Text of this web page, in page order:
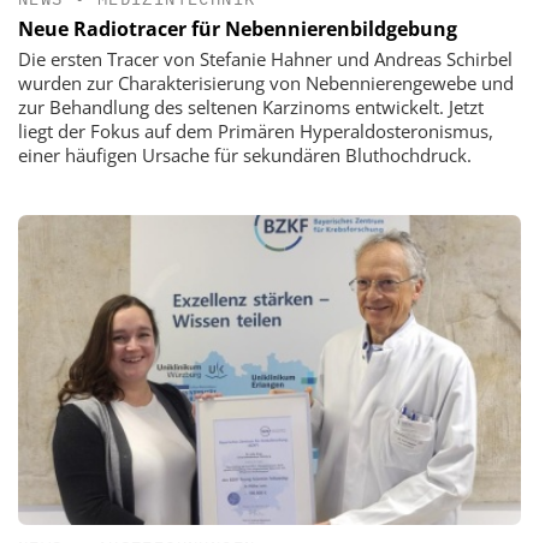
Neue Radiotracer für Nebennierenbildgebung
Die ersten Tracer von Stefanie Hahner und Andreas Schirbel
wurden zur Charakterisierung von Nebennierengewebe und
zur Behandlung des seltenen Karzinoms entwickelt. Jetzt
liegt der Fokus auf dem Primären Hyperaldosteronismus,
einer häufigen Ursache für sekundären Bluthochdruck.